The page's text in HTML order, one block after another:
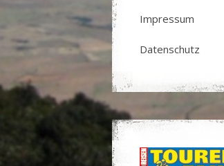
Impressum
Datenschutz